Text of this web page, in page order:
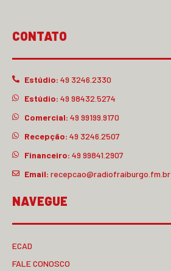
CONTATO
Estúdio: 49 3246.2330
Estúdio: 49 98432.5274
Comercial: 49 99199.9170
Recepção: 49 3246.2507
Financeiro: 49 99841.2907
Email: recepcao@radiofraiburgo.fm.br
NAVEGUE
ECAD
FALE CONOSCO